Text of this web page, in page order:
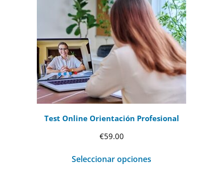
Test Online Orientación Profesional
€59.00
Seleccionar opciones